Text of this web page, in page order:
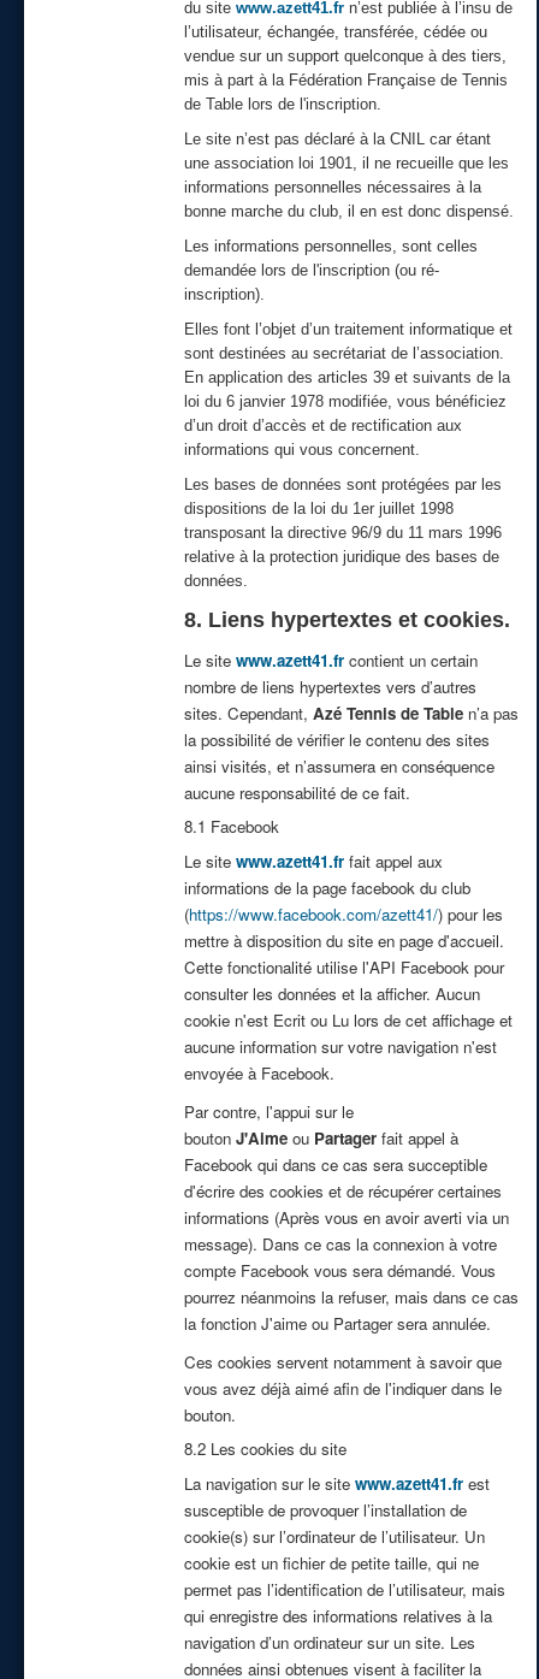
du site www.azett41.frn’est publiée à l’insu de
l’utilisateur, échangée, transférée, cédée ou
vendue sur un support quelconque à des tiers,
mis à part à la Fédération Française de Tennis
de Table lors de l'inscription.
Le site n’est pas déclaré à la CNIL car étant
une association loi 1901, il ne recueille que les
informations personnelles nécessaires à la
bonne marche du club, il en est donc dispensé.
Les informations personnelles, sont celles
demandée lors de l'inscription (ou ré-
inscription).
Elles font l’objet d’un traitement informatique et
sont destinées au secrétariat de l’association.
En application des articles 39 et suivants de la
loi du 6 janvier 1978 modifiée, vous bénéficiez
d’un droit d’accès et de rectification aux
informations qui vous concernent.
Les bases de données sont protégées par les
dispositions de la loi du 1er juillet 1998
transposant la directive 96/9 du 11 mars 1996
relative à la protection juridique des bases de
données.
8. Liens hypertextes et cookies.
Le site www.azett41.frcontient un certain
nombre de liens hypertextes vers d’autres
sites. Cependant, Azé Tennis de Tablen’a pas
la possibilité de vérifier le contenu des sites
ainsi visités, et n’assumera en conséquence
aucune responsabilité de ce fait.
8.1 Facebook
Le site www.azett41.fr fait appel aux
informations de la page facebook du club
(https://www.facebook.com/azett41/) pour les
mettre à disposition du site en page d'accueil.
Cette fonctionalité utilise l'API Facebook pour
consulter les données et la afficher. Aucun
cookie n'est Ecrit ou Lu lors de cet affichage et
aucune information sur votre navigation n'est
envoyée à Facebook.
Par contre, l'appui sur le
bouton J'Aimeou Partager fait appel à
Facebook qui dans ce cas sera succeptible
d'écrire des cookies et de récupérer certaines
informations (Après vous en avoir averti via un
message). Dans ce cas la connexion à votre
compte Facebook vous sera démandé. Vous
pourrez néanmoins la refuser, mais dans ce cas
la fonction J'aime ou Partager sera annulée.
Ces cookies servent notamment à savoir que
vous avez déjà aimé afin de l'indiquer dans le
bouton.
8.2 Les cookies du site
La navigation sur le site www.azett41.frest
susceptible de provoquer l’installation de
cookie(s) sur l’ordinateur de l’utilisateur. Un
cookie est un fichier de petite taille, qui ne
permet pas l’identification de l’utilisateur, mais
qui enregistre des informations relatives à la
navigation d’un ordinateur sur un site. Les
données ainsi obtenues visent à faciliter la